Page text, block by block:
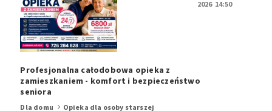
2026 14:50
Profesjonalna całodobowa opieka z
zamieszkaniem - komfort i bezpieczeństwo
seniora
Dla domu Opieka dla osoby starszej